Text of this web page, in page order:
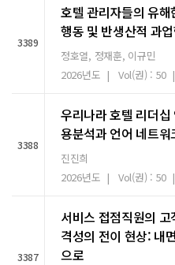
3389
호텔 관리자들의 유
행동 및 반생산적 과
정호열, 정재훈, 이규민
2026년도 | Vol(권) : 50
3388
우리나라 호텔 리더
용분석과 언어 네트
진진희
2026년도 | Vol(권) : 50
3387
서비스 접점직원의
격성의 전이 현상: 내
으로